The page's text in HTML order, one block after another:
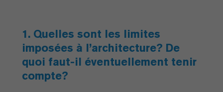
1. Quelles sont les limites
imposées à l’architecture? De
quoi faut-il éventuellement tenir
compte?